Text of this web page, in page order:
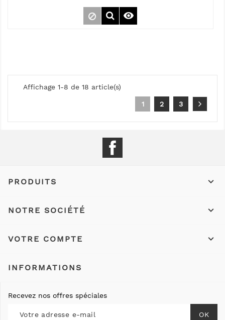

Affichage 1-8 de 18 article(s)
1 2 3
PRODUITS 
NOTRE SOCIÉTÉ 
VOTRE COMPTE 
INFORMATIONS
Recevez nos offres spéciales